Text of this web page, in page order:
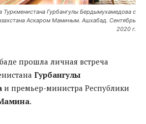
Туркменистана Гурбангулы Бердымухамедова с
Аскаром Маминым. Ашхабад. Сентябрь
2020 г.
прошла личная встреча
Гурбангулы
и премьер-министра Республики
.